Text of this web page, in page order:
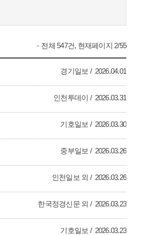
전체 547건, 현재페이지 2/55
경기일보 2026.04.01
인천투데이 2026.03.31
기호일보 2026.03.30
중부일보 2026.03.26
인천일보 외 2026.03.26
한국정경신문 외 2026.03.23
기호일보 2026.03.23